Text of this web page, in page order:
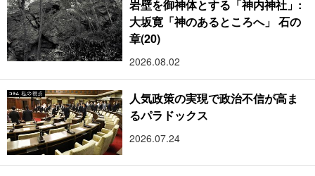
岩壁を御神体とする「神内神社」:
大坂寛「神のあるところへ」 石の
章(20)
2026.08.02
人気政策の実現で政治不信が高ま
るパラドックス
2026.07.24